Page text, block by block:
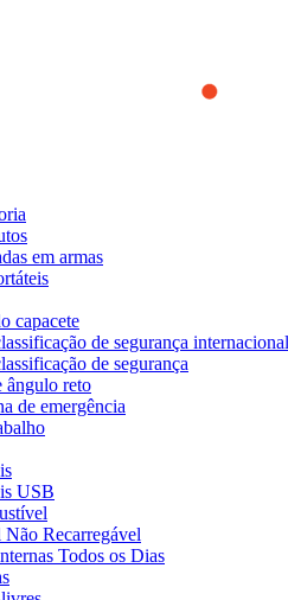
provide you the best experience
more or to find out how you can
em armas
capacete
de segurança internacional
de segurança
ângulo reto
de emergência
USB
Recarregável
Todos os Dias